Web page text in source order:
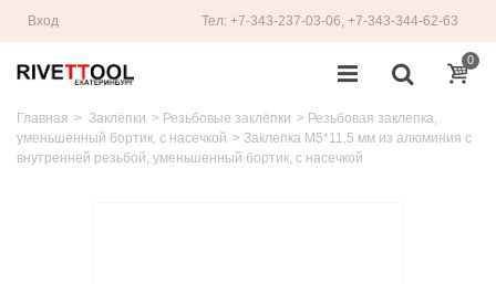
Вход Тел: +7-343-237-03-06, +7-343-344-62-63
0
Главная > Заклёпки > Резьбовые заклёпки > Резьбовая заклепка,
уменьшенный бортик, с насечкой > Заклепка M5*11,5 мм из алюминия с
внутренней резьбой, уменьшенный бортик, с насечкой